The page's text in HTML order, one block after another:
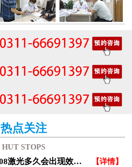
热点关注
HUT STOPS
白癜风照美国308激光多久会出现效果？ 【详情】